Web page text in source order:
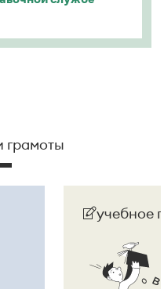
грамоты
учебное